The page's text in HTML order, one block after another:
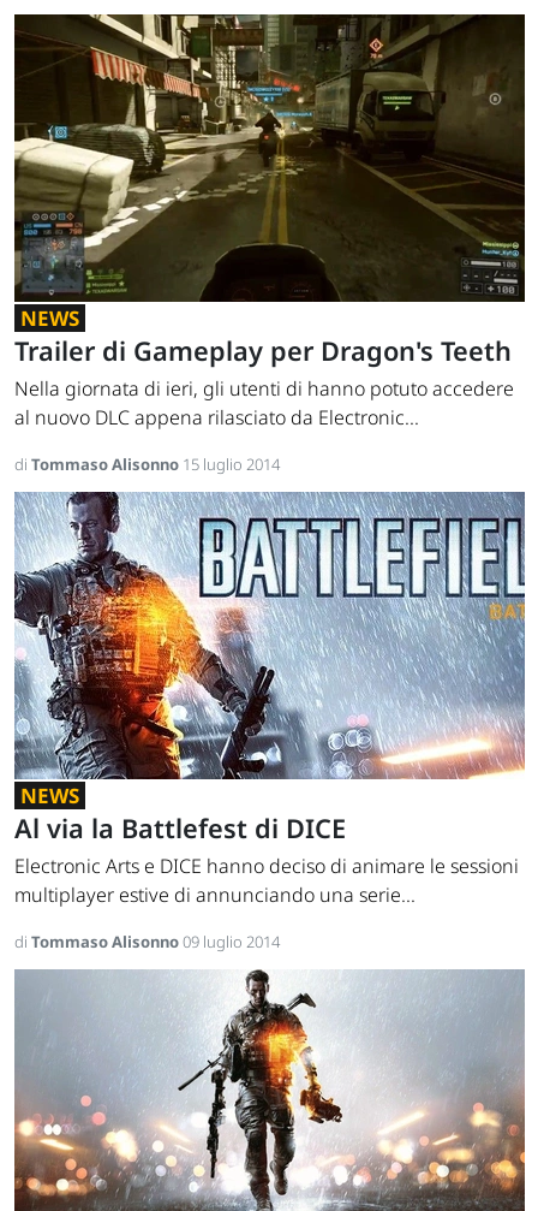
NEWS
Trailer di Gameplay per Dragon's Teeth
Nella giornata di ieri, gli utenti di hanno potuto accedere
al nuovo DLC appena rilasciato da Electronic...
di Tommaso Alisonno 15 luglio 2014
NEWS
Al via la Battlefest di DICE
Electronic Arts e DICE hanno deciso di animare le sessioni
multiplayer estive di annunciando una serie...
di Tommaso Alisonno09 luglio 2014